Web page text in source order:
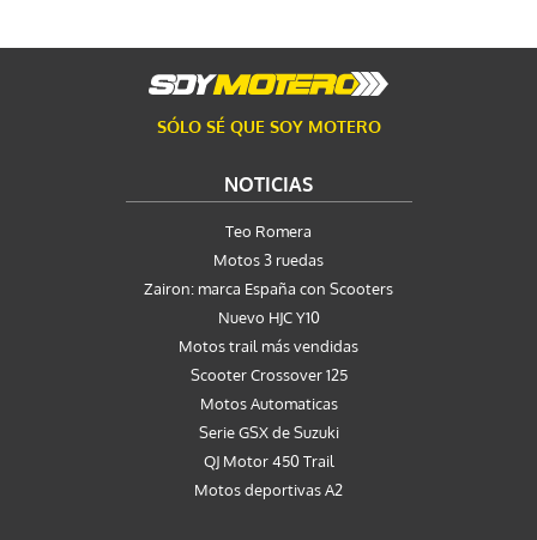
SÓLO SÉ QUE SOY MOTERO
NOTICIAS
Teo Romera
Motos 3 ruedas
Zairon: marca España con Scooters
Nuevo HJC Y10
Motos trail más vendidas
Scooter Crossover 125
Motos Automaticas
Serie GSX de Suzuki
QJ Motor 450 Trail
Motos deportivas A2